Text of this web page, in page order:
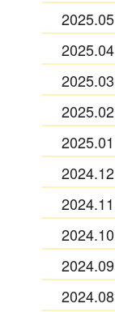
2025.05
2025.04
2025.03
2025.02
2025.01
2024.12
2024.11
2024.10
2024.09
2024.08